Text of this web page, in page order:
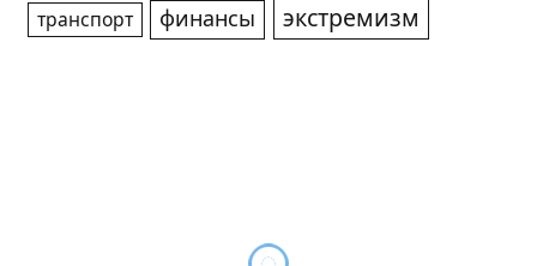
транспорт финансы экстремизм